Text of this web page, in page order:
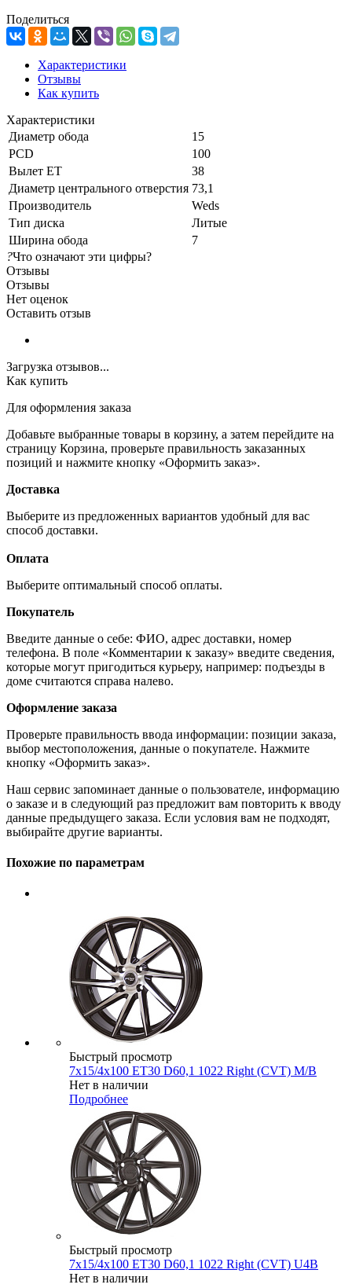
Поделиться
Характеристики
Отзывы
Как купить
Характеристики
Диаметр обода
15
PCD
100
Вылет ET
38
Диаметр центрального отверстия 73,1
Производитель
Weds
Тип диска
Литые
Ширина обода
7
?Что означают эти цифры?
Отзывы
Отзывы
Нет оценок
Оставить отзыв
Загрузка отзывов...
Как купить
Для оформления заказа
Добавьте выбранные товары в корзину, а затем перейдите на
страницу Корзина, проверьте правильность заказанных
позиций и нажмите кнопку «Оформить заказ».
Доставка
Выберите из предложенных вариантов удобный для вас
способ доставки.
Оплата
Выберите оптимальный способ оплаты.
Покупатель
Введите данные о себе: ФИО, адрес доставки, номер
телефона. В поле «Комментарии к заказу» введите сведения,
которые могут пригодиться курьеру, например: подъезды в
доме считаются справа налево.
Оформление заказа
Проверьте правильность ввода информации: позиции заказа,
выбор местоположения, данные о покупателе. Нажмите
кнопку «Оформить заказ».
Наш сервис запоминает данные о пользователе, информацию
о заказе и в следующий раз предложит вам повторить к вводу
данные предыдущего заказа. Если условия вам не подходят,
выбирайте другие варианты.
Похожие по параметрам
Быстрый просмотр
7x15/4x100 ET30 D60,1 1022 Right (CVT) M/B
Нет в наличии
Подробнее
Быстрый просмотр
7x15/4x100 ET30 D60,1 1022 Right (CVT) U4B
Нет в наличии